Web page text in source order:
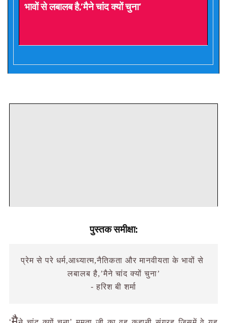
भावों से लबालब है,’मैने चांद क्यों चुना’
पुस्तक समीक्षा:
प्रेम से परे धर्म,आध्यात्म,नैतिकता और मानवीयता के भावों से
लबालब है,’मैने चांद क्यों चुना’
- हरिश बी शर्मा